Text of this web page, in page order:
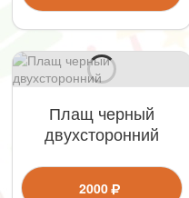
Плащ черный
двухсторонний
2000